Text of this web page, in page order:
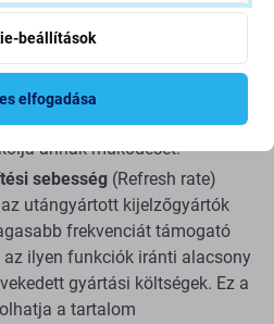
olvasót, a
a megvilágítás
TFT-technológia
amely
a fény áthatoljon az optikai
annak működését.
sebesség (Refresh rate)
utángyártott kijelzőgyártók
frekvenciát támogató
az ilyen funkciók iránti alacsony
gyártási költségek. Ez a
a tartalom
beállítások
elfogadása